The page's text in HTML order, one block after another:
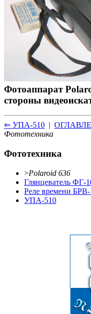
Фотоаппарат
стороны
⇐ УПА-510 |
Фототехника
Фототехника
>Polaroid 636
Глянцеватель ФГ-
Реле времени
УПА-510